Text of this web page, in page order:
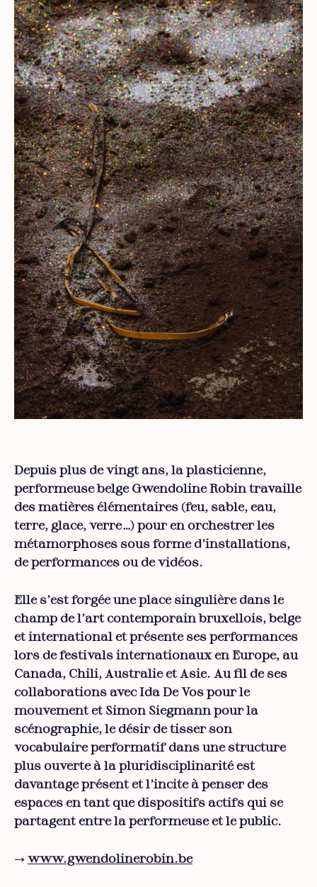
Depuis plus de vingt ans, la plasticienne,
performeuse belge Gwendoline Robin travaille
des matières élémentaires (feu, sable, eau,
terre, glace, verre…) pour en orchestrer les
métamorphoses sous forme d’installations,
de performances ou de vidéos.
Elle s’est forgée une place singulière dans le
champ de l’art contemporain bruxellois, belge
et international et présente ses performances
lors de festivals internationaux en Europe, au
Canada, Chili, Australie et Asie. Au fil de ses
collaborations avec Ida De Vos pour le
mouvement et Simon Siegmann pour la
scénographie, le désir de tisser son
vocabulaire performatif dans une structure
plus ouverte à la pluridisciplinarité est
davantage présent et l’incite à penser des
espaces en tant que dispositifs actifs qui se
partagent entre la performeuse et le public.
→ www.gwendolinerobin.be